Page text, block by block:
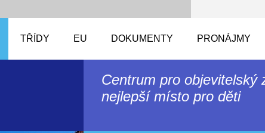
TŘÍDY EU DOKUMENTY PRONÁJMY
Centrum pro objevitelský
nejlepší místo pro děti